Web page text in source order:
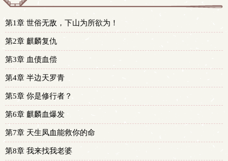
第1章 世俗无敌，下山为所欲为！
第2章 麒麟复仇
第3章 血债血偿
第4章 半边天罗青
第5章 你是修行者？
第6章 麒麟血爆发
第7章 天生凤血能救你的命
第8章 我来找我老婆